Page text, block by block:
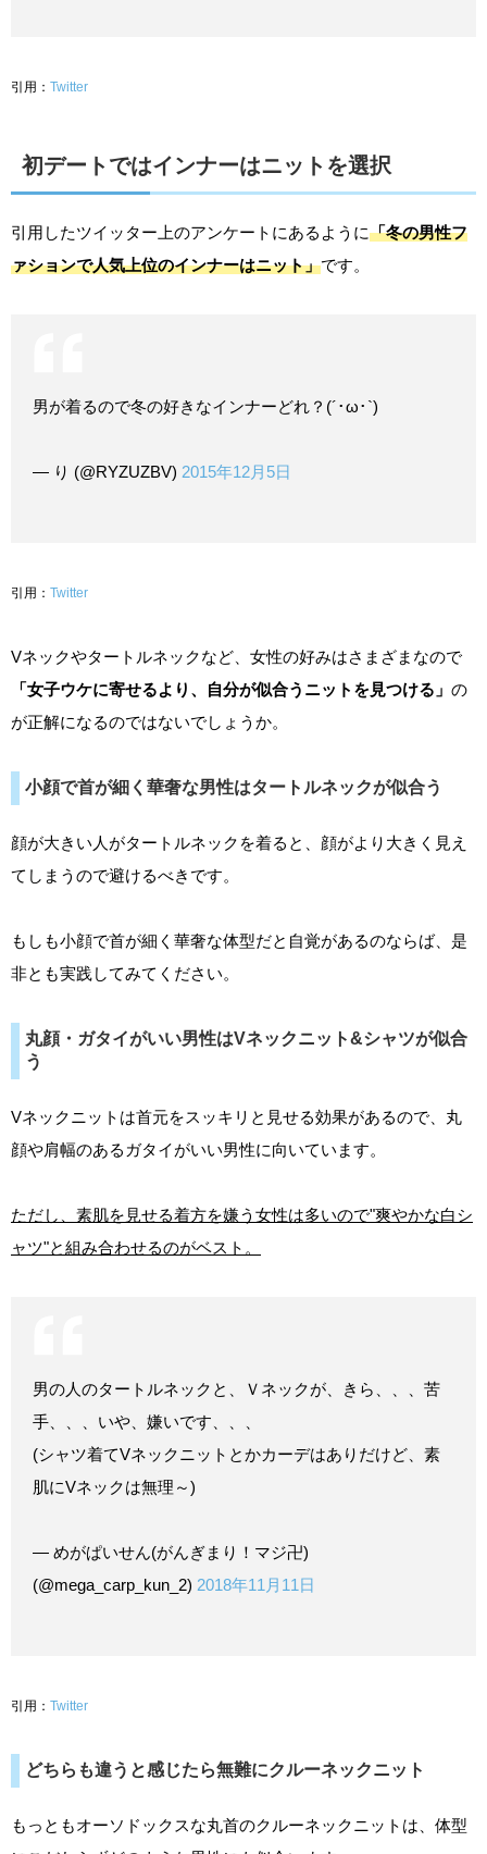
引用： Twitter
初デートではインナーはニットを選択
引用したツイッター上のアンケートにあるように「冬の男性フ
ァションで人気上位のインナーはニット」です。
男が着るので冬の好きなインナーどれ？(´･ω･`)
— り (@RYZUZBV) 2015年12月5日
引用： Twitter
Vネックやタートルネックなど、女性の好みはさまざまなので
「女子ウケに寄せるより、自分が似合うニットを見つける」 の
が正解になるのではないでしょうか。
小顔で首が細く華奢な男性はタートルネックが似合う
顔が大きい人がタートルネックを着ると、顔がより大きく見え
てしまうので避けるべきです。
もしも小顔で首が細く華奢な体型だと自覚があるのならば、是
非とも実践してみてください。
丸顔・ガタイがいい男性はVネックニット&シャツが似合
う
Vネックニットは首元をスッキリと見せる効果があるので、丸
顔や肩幅のあるガタイがいい男性に向いています。
ただし、素肌を見せる着方を嫌う女性は多いので"爽やかな白シ
ャツ"と組み合わせるのがベスト。
男の人のタートルネックと、Ｖネックが、きら、、、苦
手、、、いや、嫌いです、、、
(シャツ着てVネックニットとかカーデはありだけど、素
肌にVネックは無理～)
— めがぱいせん(がんぎまり！マジ卍)
(@mega_carp_kun_2) 2018年11月11日
引用： Twitter
どちらも違うと感じたら無難にクルーネックニット
もっともオーソドックスな丸首のクルーネックニットは、体型